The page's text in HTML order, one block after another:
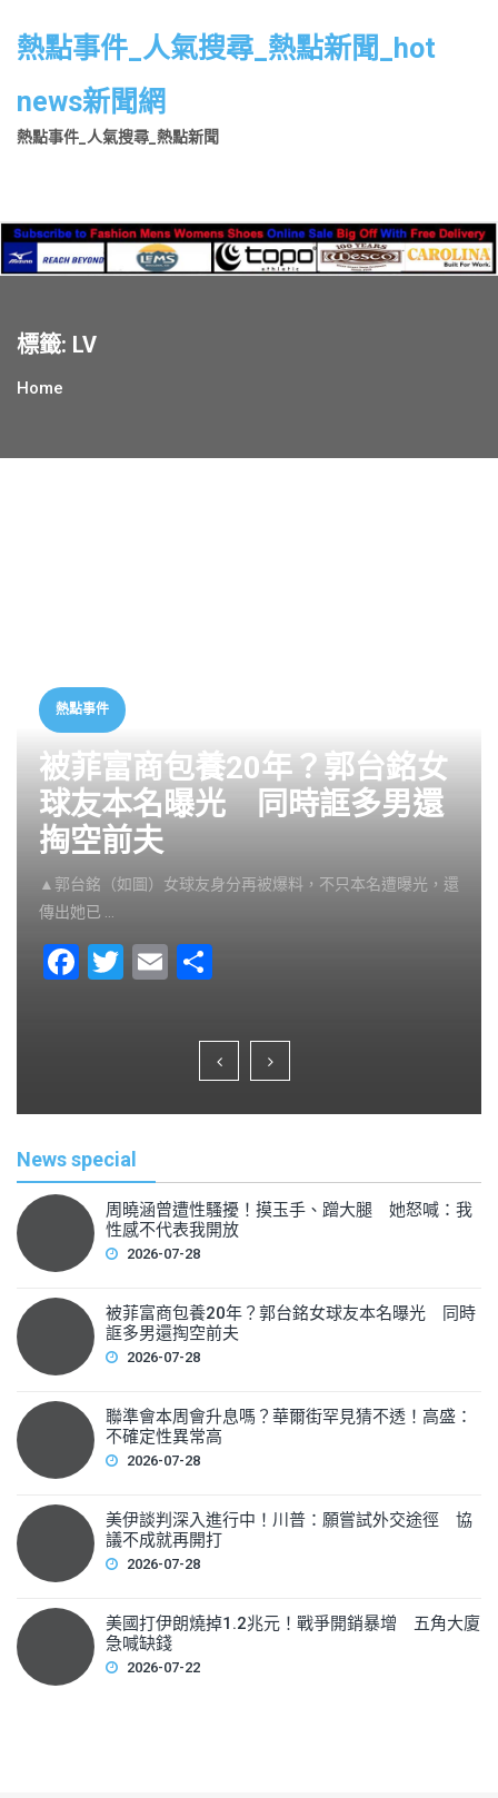
熱點事件_人氣搜尋_熱點新聞_hot
news新聞網
熱點事件_人氣搜尋_熱點新聞
標籤: LV
Home
熱點事件
被菲富商包養20年？郭台銘女
球友本名曝光 同時誆多男還
掏空前夫
▲郭台銘（如圖）女球友身分再被爆料，不只本名遭曝光，還
傳出她已 …
F
b
o
k
T
E
ar
e
News special
周曉涵曾遭性騷擾！摸玉手、蹭大腿 她怒喊：我
性感不代表我開放
2026-07-28
被菲富商包養20年？郭台銘女球友本名曝光 同時
誆多男還掏空前夫
2026-07-28
聯準會本周會升息嗎？華爾街罕見猜不透！高盛：
不確定性異常高
2026-07-28
美伊談判深入進行中！川普：願嘗試外交途徑 協
議不成就再開打
2026-07-28
美國打伊朗燒掉1.2兆元！戰爭開銷暴增 五角大廈
急喊缺錢
2026-07-22